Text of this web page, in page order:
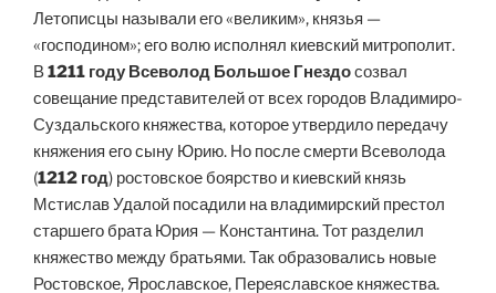
Летописцы называли его «великим», князья —
«господином»; его волю исполнял киевский митрополит.
В1211 году Всеволод Большое Гнездосозвал
совещание представителей от всех городов Владимиро-
Суздальского княжества, которое утвердило передачу
княжения его сыну Юрию. Но после смерти Всеволода
(1212 год) ростовское боярство и киевский князь
Мстислав Удалой посадили на владимирский престол
старшего брата Юрия — Константина. Тот разделил
княжество между братьями. Так образовались новые
Ростовское, Ярославское, Переяславское княжества.